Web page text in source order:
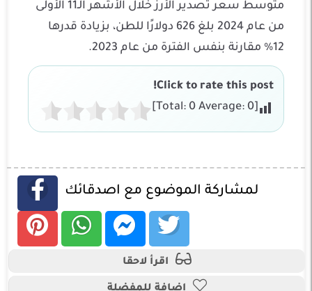
متوسط سعر تصدير الأرز خلال الأشهر الـ11 الأولى
من عام 2024 بلغ 626 دولارًا للطن، بزيادة قدرها
12% مقارنة بنفس الفترة من عام 2023.
Click to rate this post!
[Total:
0Average: 0
]
لمشاركة الموضوع مع اصدقائك
اقرأ لاحقا